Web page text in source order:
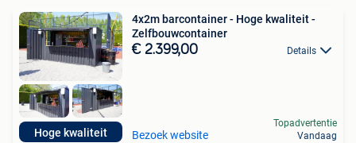
Hoge kwaliteit
4x2m barcontainer - Hoge kwaliteit -
Zelfbouwcontainer
€ 2.399,00 Details
Bezoek website
Topadvertentie
Vandaag